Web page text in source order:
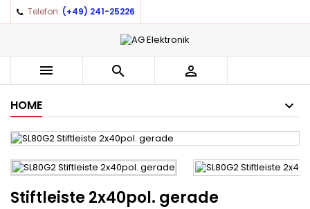
Telefon: (+49) 241-25226
  
HOME
Stiftleiste 2x40pol. gerade